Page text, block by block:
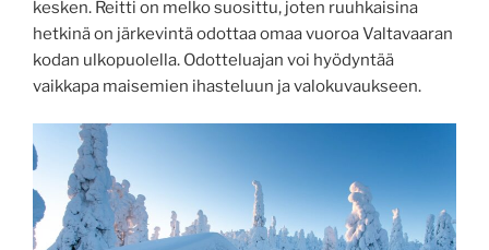
kesken. Reitti on melko suosittu, joten ruuhkaisina
hetkinä on järkevintä odottaa omaa vuoroa Valtavaaran
kodan ulkopuolella. Odotteluajan voi hyödyntää
vaikkapa maisemien ihasteluun ja valokuvaukseen.